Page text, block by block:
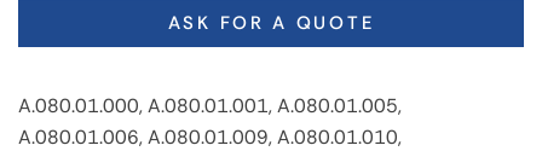
ASK FOR A QUOTE
A.080.01.000, A.080.01.001, A.080.01.005,
A.080.01.006, A.080.01.009, A.080.01.010,